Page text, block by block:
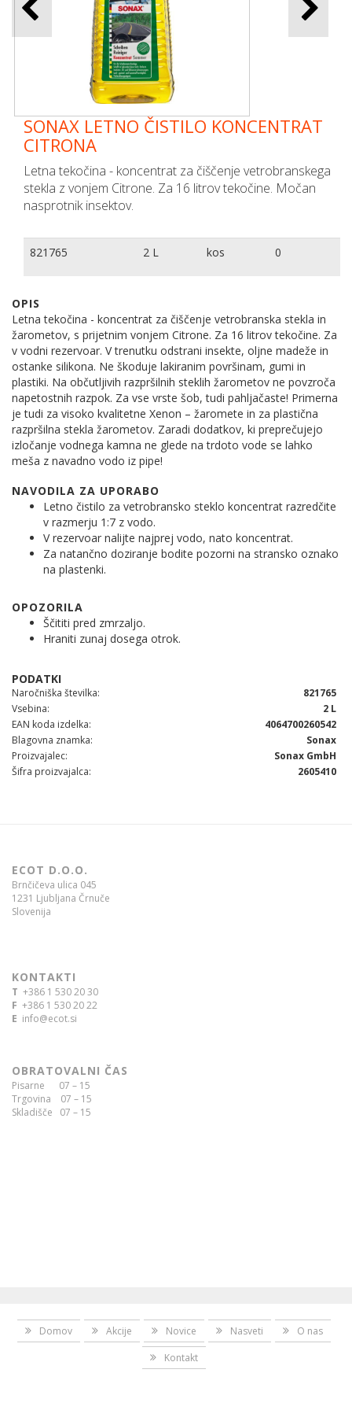
SONAX LETNO ČISTILO KONCENTRAT
CITRONA
Letna tekočina - koncentrat za čiščenje vetrobranskega
stekla z vonjem Citrone. Za 16 litrov tekočine. Močan
nasprotnik insektov.
821765 2 L kos 0
OPIS
Letna tekočina - koncentrat za čiščenje vetrobranska stekla in
žarometov, s prijetnim vonjem Citrone. Za 16 litrov tekočine. Za
v vodni rezervoar. V trenutku odstrani insekte, oljne madeže in
ostanke silikona. Ne škoduje lakiranim površinam, gumi in
plastiki. Na občutljivih razpršilnih steklih žarometov ne povzroča
napetostnih razpok. Za vse vrste šob, tudi pahljačaste! Primerna
je tudi za visoko kvalitetne Xenon – žaromete in za plastična
razpršilna stekla žarometov. Zaradi dodatkov, ki preprečujejo
izločanje vodnega kamna ne glede na trdoto vode se lahko
meša z navadno vodo iz pipe!
NAVODILA ZA UPORABO
Letno čistilo za vetrobransko steklo koncentrat razredčite
v razmerju 1:7 z vodo.
V rezervoar nalijte najprej vodo, nato koncentrat.
Za natančno doziranje bodite pozorni na stransko oznako
na plastenki.
OPOZORILA
Ščititi pred zmrzaljo.
Hraniti zunaj dosega otrok.
Naročniška številka
821765
Vsebina
2 L
EAN koda izdelka
4064700260542
Blagovna znamka
Sonax
Proizvajalec
Sonax GmbH
Šifra proizvajalca
2605410
ECOT D.O.O.
Brnčičeva ulica 045
1231 Ljubljana Črnuče
Slovenija
KONTAKTI
T +386 1 530 20 30
F +386 1 530 20 22
E info@ecot.si
OBRATOVALNI ČAS
Pisarne 07 – 15
Trgovina 07 – 15
Skladišče 07 – 15
Domov Akcije Novice Nasveti
O nas
Kontakt